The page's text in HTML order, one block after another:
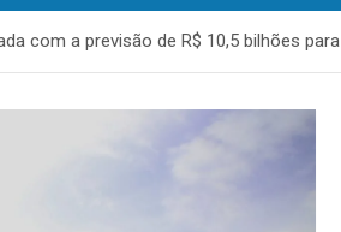
com a previsão de R$ 10,5 bilhões